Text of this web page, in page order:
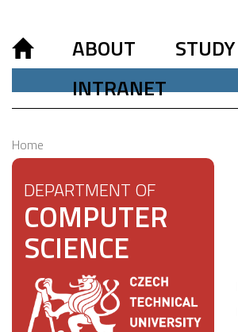
ABOUT STUDY
INTRANET
Home
DEPARTMENT OF
COMPUTER
SCIENCE